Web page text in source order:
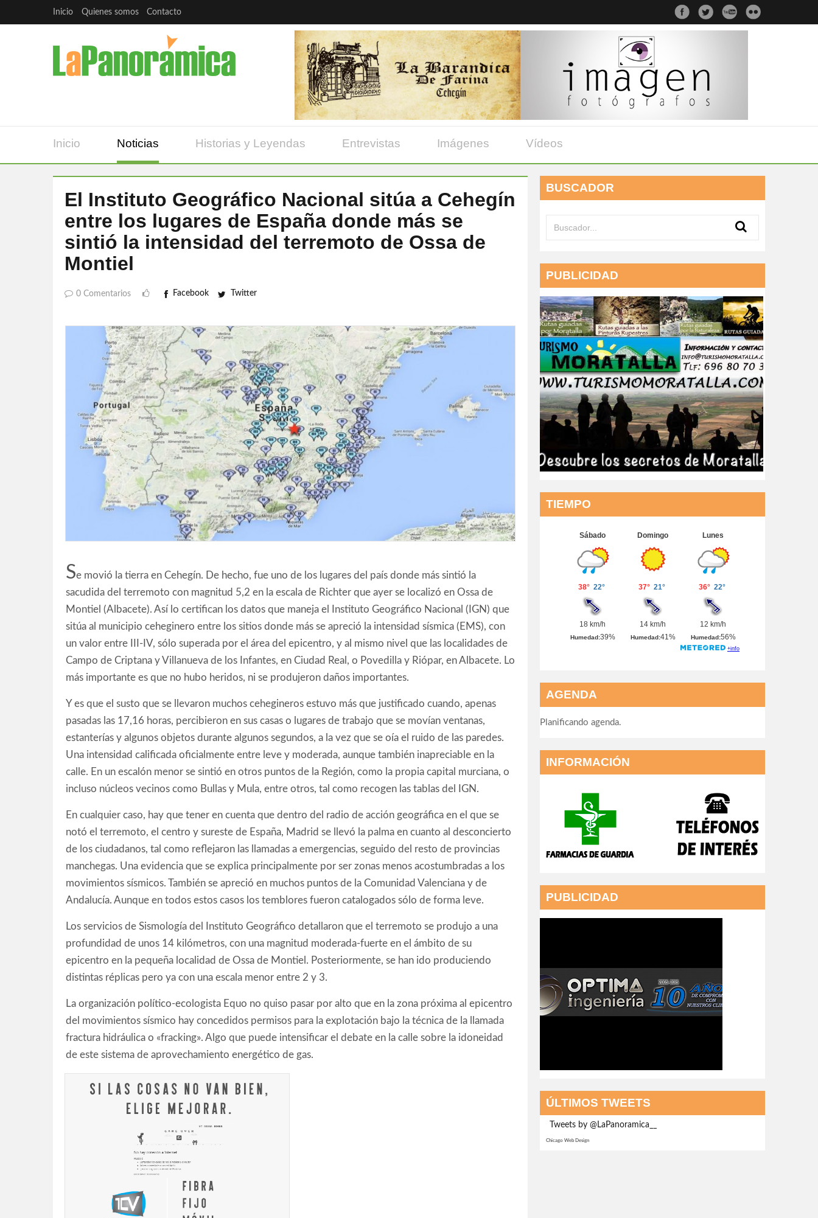
Inicio Quienes somos Contacto
Inicio Noticias Historias y Leyendas Entrevistas Imágenes Vídeos
El Instituto Geográfico Nacional sitúa a Cehegín
entre los lugares de España donde más se
sintió la intensidad del terremoto de Ossa de
Montiel
0 Comentarios Facebook Twitter
Se movió la tierra en Cehegín. De hecho, fue uno de los lugares del país donde más sintió la
sacudida del terremoto con magnitud 5,2 en la escala de Richter que ayer se localizó en Ossa de
Montiel (Albacete). Así lo certifican los datos que maneja el Instituto Geográfico Nacional (IGN) que
sitúa al municipio ceheginero entre los sitios donde más se apreció la intensidad sísmica (EMS), con
un valor entre III-IV, sólo superada por el área del epicentro, y al mismo nivel que las localidades de
Campo de Criptana y Villanueva de los Infantes, en Ciudad Real, o Povedilla y Riópar, en Albacete. Lo
más importante es que no hubo heridos, ni se produjeron daños importantes.
Y es que el susto que se llevaron muchos cehegineros estuvo más que justificado cuando, apenas
pasadas las 17,16 horas, percibieron en sus casas o lugares de trabajo que se movían ventanas,
estanterías y algunos objetos durante algunos segundos, a la vez que se oía el ruido de las paredes.
Una intensidad calificada oficialmente entre leve y moderada, aunque también inapreciable en la
calle. En un escalón menor se sintió en otros puntos de la Región, como la propia capital murciana, o
incluso núcleos vecinos como Bullas y Mula, entre otros, tal como recogen las tablas del IGN.
En cualquier caso, hay que tener en cuenta que dentro del radio de acción geográfica en el que se
notó el terremoto, el centro y sureste de España, Madrid se llevó la palma en cuanto al desconcierto
de los ciudadanos, tal como reflejaron las llamadas a emergencias, seguido del resto de provincias
manchegas. Una evidencia que se explica principalmente por ser zonas menos acostumbradas a los
movimientos sísmicos. También se apreció en muchos puntos de la Comunidad Valenciana y de
Andalucía. Aunque en todos estos casos los temblores fueron catalogados sólo de forma leve.
Los servicios de Sismología del Instituto Geográfico detallaron que el terremoto se produjo a una
profundidad de unos 14 kilómetros, con una magnitud moderada-fuerte en el ámbito de su
epicentro en la pequeña localidad de Ossa de Montiel. Posteriormente, se han ido produciendo
distintas réplicas pero ya con una escala menor entre 2 y 3.
La organización político-ecologista Equo no quiso pasar por alto que en la zona próxima al epicentro
del movimientos sísmico hay concedidos permisos para la explotación bajo la técnica de la llamada
fractura hidráulica o «fracking». Algo que puede intensificar el debate en la calle sobre la idoneidad
de este sistema de aprovechamiento energético de gas.
BUSCADOR
PUBLICIDAD
TIEMPO
AGENDA
Planificando agenda.
INFORMACIÓN
PUBLICIDAD
ÚLTIMOS TWEETS
Tweets by @LaPanoramica__
Chicago Web Design